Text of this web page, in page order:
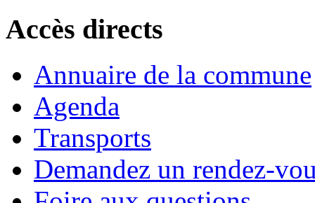
Accès directs
Annuaire de la commune
Agenda
Transports
Demandez un rendez-